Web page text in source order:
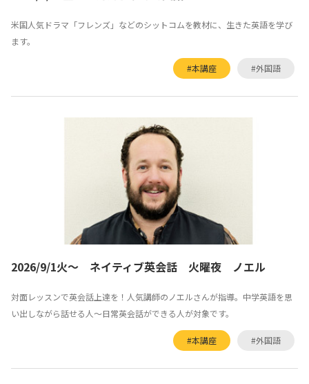
米国人気ドラマ「フレンズ」などのシットコムを教材に、生きた英語を学び
ます。
#本講座 #外国語
2026/9/1火～ ネイティブ英会話 火曜夜 ノエル
対面レッスンで英会話上達を！人気講師のノエルさんが指導。中学英語を思
い出しながら話せる人～日常英会話ができる人が対象です。
#本講座 #外国語